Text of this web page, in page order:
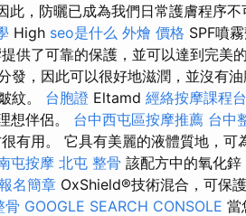
此，防曬已成為我們日常護膚程序不
High seo是什么 外燴 價格 SPF噴
供了可靠的保護，並可以達到完美
，因此可以很好地滋潤，並沒有油
紋。 台胞證 Eltamd 經絡按摩課程
想伴侶。 台中西屯區按摩推薦 台中
有用。 它具有美麗的液體質地，可
屯按摩 北屯 整骨 該配方中的氧化
名簡章 OxShield®技術混合，可保
骨 GOOGLE SEARCH CONSOLE 當